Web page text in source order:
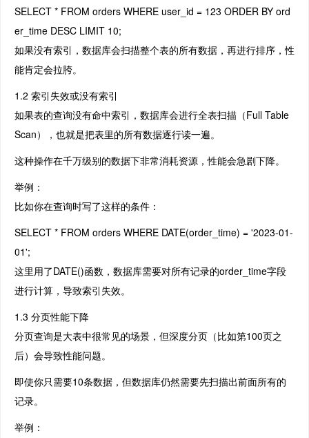
SELECT * FROM orders WHERE user_id = 123 ORDER BY ord
er_time DESC LIMIT 10;
如果没有索引，数据库会扫描整个表的所有数据，再进行排序，性
能肯定会拉胯。
1.2 索引失效或没有索引
如果表的查询没有命中索引，数据库会进行全表扫描（Full Table
Scan），也就是把表里的所有数据逐行读一遍。
这种操作在千万级别的数据下非常消耗资源，性能会急剧下降。
举例：
比如你在查询时写了这样的条件：
SELECT * FROM orders WHERE DATE(order_time) = '2023-01-
01';
这里用了DATE()函数，数据库需要对所有记录的order_time字段
进行计算，导致索引失效。
1.3 分页性能下降
分页查询是大表中很常见的场景，但深度分页（比如第100页之
后）会导致性能问题。
即使你只需要10条数据，但数据库仍然需要先扫描出前面所有的
记录。
举例：